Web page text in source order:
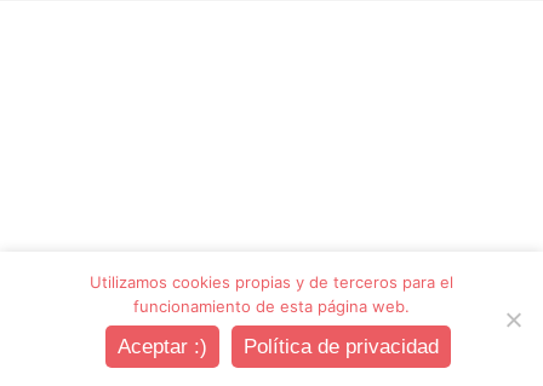
Registro Login
Utilizamos cookies propias y de terceros para el
funcionamiento de esta página web.
Aceptar :) Política de privacidad